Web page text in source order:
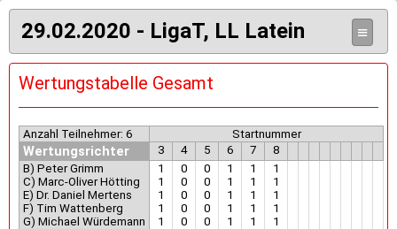
29.02.2020 - LigaT, LL Latein ≡
Wertungstabelle Gesamt
Anzahl Teilnehmer: 6 Startnummer
Wertungsrichter 3 4 5 6 7
8
B) Peter Grimm
C) Marc-Oliver Hötting
E) Dr. Daniel Mertens
F) Tim Wattenberg
G) Michael Würdemann
1
1
1
1
1
0
0
0
0
0
0
0
0
0
0
1
1
1
1
1
1
1
1
1
1
1
1
1
1
1